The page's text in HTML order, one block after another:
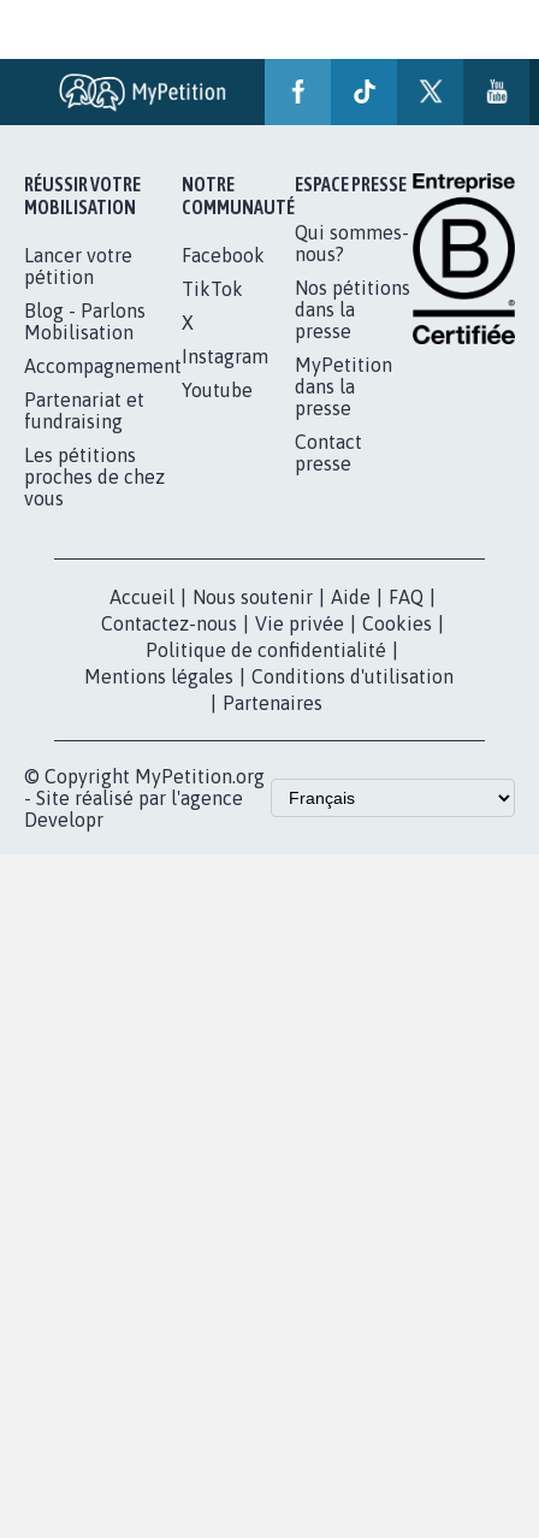
RÉUSSIR VOTRE
MOBILISATION
Lancer votre
pétition
Blog - Parlons
Mobilisation
Accompagnement
Partenariat et
fundraising
Les pétitions
proches de chez
vous
NOTRE
COMMUNAUTÉ
Facebook
TikTok
X
Instagram
Youtube
ESPACE PRESSE
Qui sommes-
nous?
Nos pétitions
dans la
presse
MyPetition
dans la
presse
Contact
presse
Accueil Nous soutenir Aide FAQ
Contactez-nous
Vie privée Cookies
Politique de confidentialité
Mentions légales
Conditions d'utilisation
Partenaires
© Copyright MyPetition.org
- Site réalisé par l'agence
Developr